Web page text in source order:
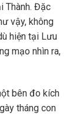
Thành. Đặc
vậy, không
hiện tại Lưu
mạo nhìn ra,
bên đo kích
tháng con